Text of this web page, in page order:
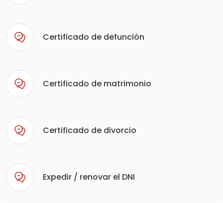
Certificado de defunción
Certificado de matrimonio
Certificado de divorcio
Expedir / renovar el DNI